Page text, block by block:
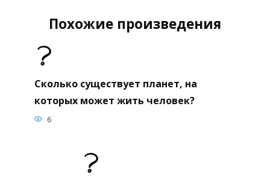
Похожие произведения
Сколько существует планет, на
которых может жить человек?
6